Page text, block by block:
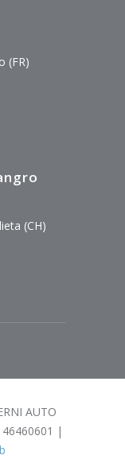
(FR)
(CH)
AUTO
|